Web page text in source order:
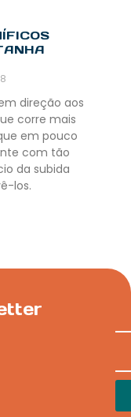
direção aos
corre mais
em pouco
com tão
da subida
los.